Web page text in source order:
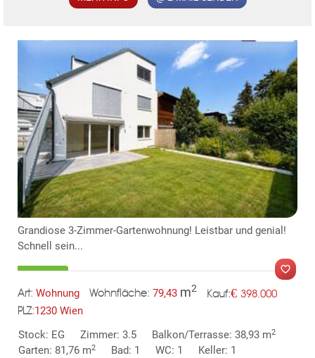
KLIS
Grandiose 3-Zimmer-Gartenwohnung! Leistbar und genial!
Schnell sein...
Art: Wohnung Wohnfläche: 79,43 m2 Kauf:€ 398.000
PLZ:1230 Wien
Stock: EG
Zimmer: 3.5 Balkon/Terrasse: 38,93 m2
Garten: 81,76 m2 Bad: 1 WC: 1 Keller: 1